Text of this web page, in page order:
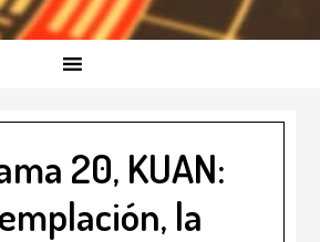
20, KUAN:
la